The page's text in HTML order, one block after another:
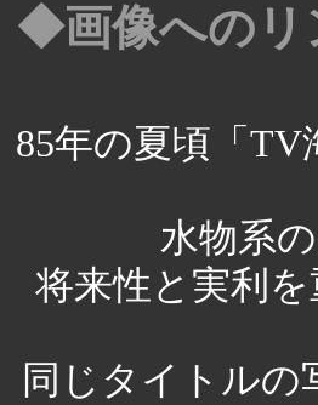
◆画像へのリ
85年の夏頃「
水物系
将来性と実利
同じタイトル